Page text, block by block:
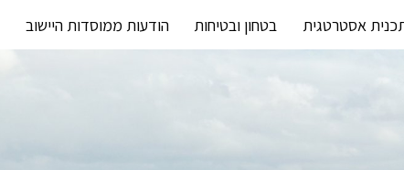
אסטרטגית בטחון ובטיחות הודעות ממוסדות היישוב